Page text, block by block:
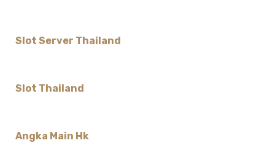
Slot Server Thailand
Slot Thailand
Angka Main Hk